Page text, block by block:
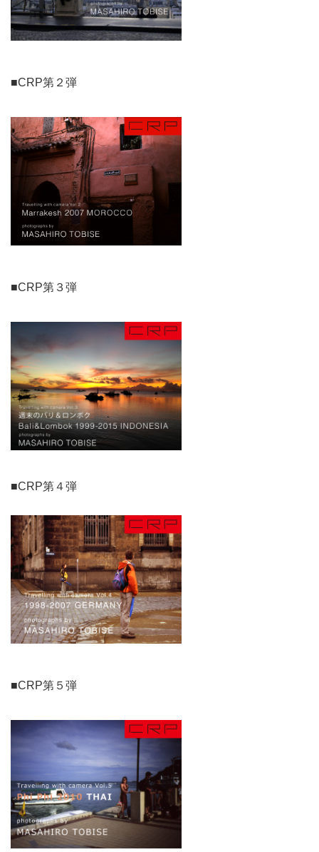
■CRP第２弾
■CRP第３弾
■CRP第４弾
■CRP第５弾